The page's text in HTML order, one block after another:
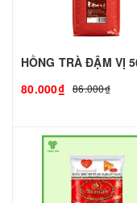
80.000₫ 86.000₫